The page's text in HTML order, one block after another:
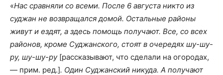
«Нас сравняли со всеми. После 6 августа никто из
суджан не возвращался домой. Остальные районы
живут и ездят, а здесь помощь получают. Все, со всех
районов, кроме Суджанского, стоят в очередях шу-шу-
ру, шу-шу-ру [рассказывают, что сделали на огородах,
— прим. ред.]. Один Суджанский никуда. А получают